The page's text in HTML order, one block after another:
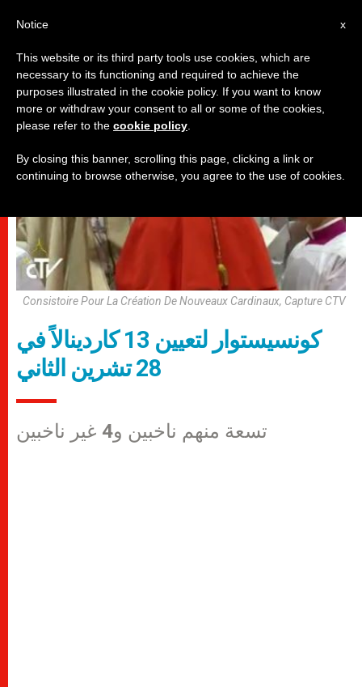
مجلس الكرادلة
Consistoire Pour La Création De Nouveaux Cardinaux, Capture CTV
كونسيستوار لتعيين 13 كاردينالاً في
28 تشرين الثاني
تسعة منهم ناخبين و4 غير ناخبين
x
Notice
This website or its third party tools use cookies, which are
necessary to its functioning and required to achieve the
purposes illustrated in the cookie policy. If you want to know
more or withdraw your consent to all or some of the cookies,
please refer to the cookie policy
By closing this banner, scrolling this page, clicking a link or
continuing to browse otherwise, you agree to the use of cookies.